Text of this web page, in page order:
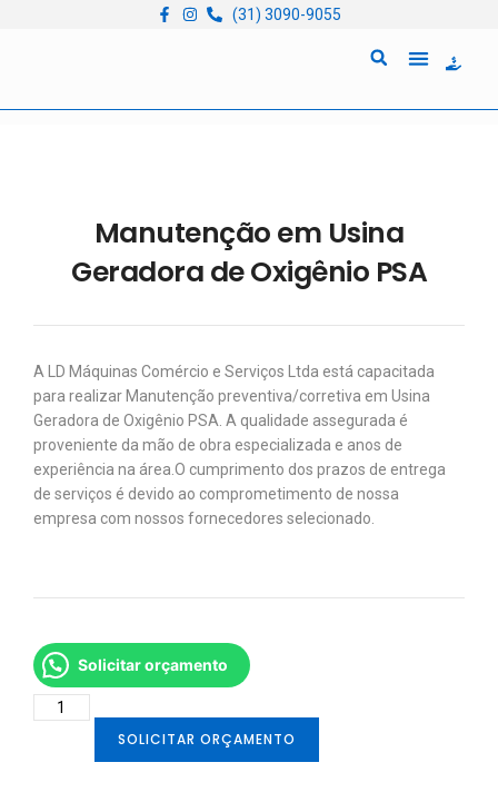
(31) 3090-9055
Manutenção em Usina
Geradora de Oxigênio PSA
A LD Máquinas Comércio e Serviços Ltda está capacitada
para realizar Manutenção preventiva/corretiva em Usina
Geradora de Oxigênio PSA. A qualidade assegurada é
proveniente da mão de obra especializada e anos de
experiência na área. ​O cumprimento dos prazos de entrega
de serviços é devido ao comprometimento de nossa
empresa com nossos fornecedores selecionado.
Solicitar orçamento
SOLICITAR ORÇAMENTO